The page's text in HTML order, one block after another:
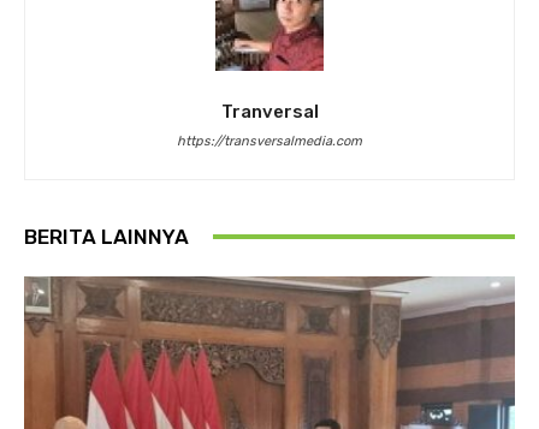
Tranversal
https://transversalmedia.com
BERITA LAINNYA